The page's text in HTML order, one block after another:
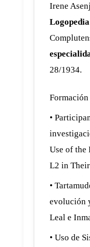
Irene
Logopedia
28/1934.
•
Use of the
L2 in
•
evolución
Leal e
• Uso de